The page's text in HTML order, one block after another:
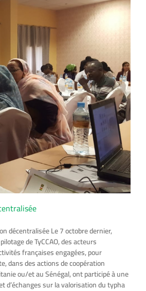
décentralisée Le 7 octobre dernier,
de TyCCAO, des acteurs
françaises engagées, pour
dans des actions de coopération
ou/et au Sénégal, ont participé à une
d’échanges sur la valorisation du typha